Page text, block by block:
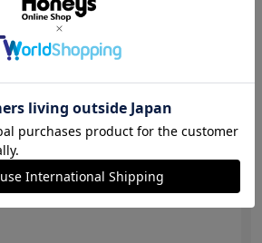
用しようと思い、購入しました。リ
で可愛い物が手に入って良かったで
しそうです。
参考になった 0
【投稿日：2026.3.13】